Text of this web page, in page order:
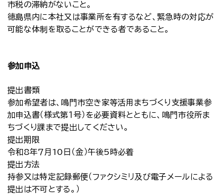
市税の滞納がないこと。
徳島県内に本社又は事業所を有するなど、緊急時の対応が
可能な体制を取ることができる者であること。
参加申込
提出書類
参加希望者は、鳴門市空き家等活用まちづくり支援事業参
加申込書（様式第１号）を必要資料とともに、鳴門市役所ま
ちづくり課まで提出してください。
提出期限
令和8年７月10日（金）午後5時必着
提出方法
持参又は特定記録郵便（ファクシミリ及び電子メールによる
提出は不可とする。）